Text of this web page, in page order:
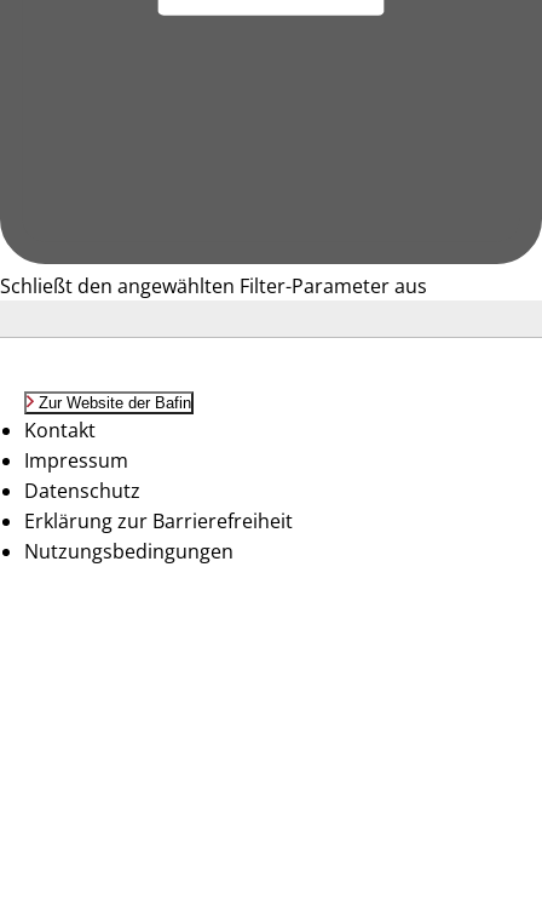
Schließt den angewählten Filter-Parameter aus
Zur Website der Bafin
Kontakt
Impressum
Datenschutz
Erklärung zur Barrierefreiheit
Nutzungsbedingungen